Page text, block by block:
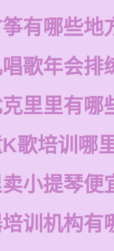
有哪些地
歌年会排
里里有哪
歌培训哪
小提琴便
训机构有